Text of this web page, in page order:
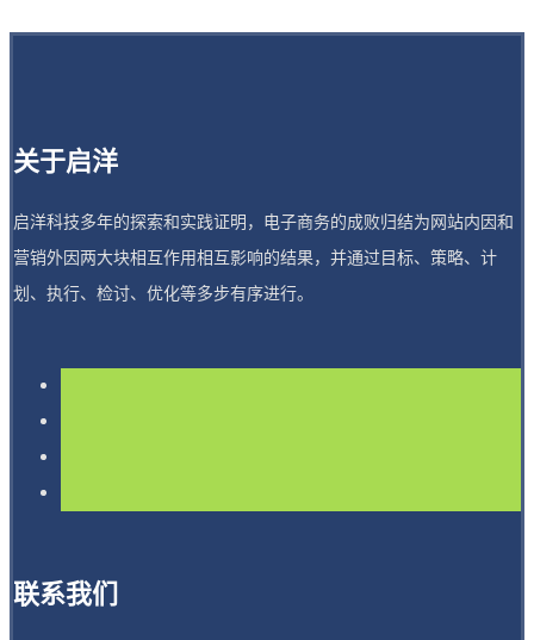
关于启洋
启洋科技多年的探索和实践证明，电子商务的成败归结为网站内因和
营销外因两大块相互作用相互影响的结果，并通过目标、策略、计
划、执行、检讨、优化等多步有序进行。
联系我们